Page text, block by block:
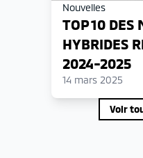
Nouvelles
TOP 10 DES
HYBRIDES
2024-2025
14 mars 2025
Voir